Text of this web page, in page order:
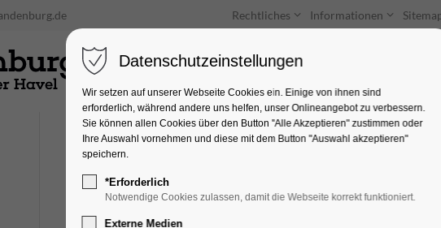
Rechtliches Informationen
Unterkünfte Entdecken & Erleben
City Hotel-Pension
Datenschutzeinstellungen
Wir setzen auf unserer Webseite Cookies ein. Einige von ihnen sind
erforderlich, während andere uns helfen, unser Onlineangebot zu verbessern.
Sie können allen Cookies über den Button "Alle Akzeptieren" zustimmen oder
Ihre Auswahl vornehmen und diese mit dem Button "Auswahl akzeptieren"
speichern.
*Erforderlich
Notwendige Cookies zulassen, damit die Webseite korrekt funktioniert.
Externe Medien